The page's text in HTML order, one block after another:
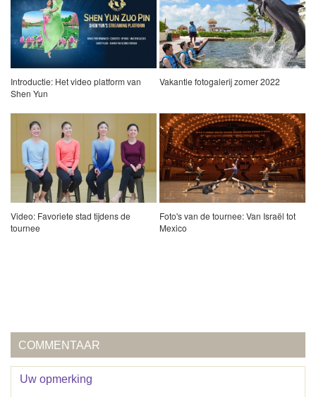
Introductie: Het video platform van
Shen Yun
Vakantie fotogalerij zomer 2022
Video: Favoriete stad tijdens de
tournee
Foto's van de tournee: Van Israël tot
Mexico
COMMENTAAR